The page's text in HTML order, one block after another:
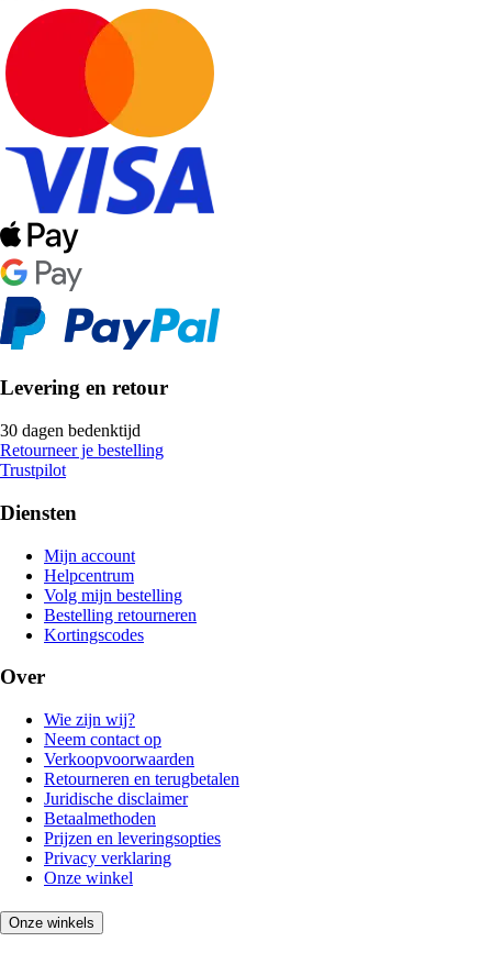
Levering en retour
30 dagen bedenktijd
Retourneer je bestelling
Trustpilot
Diensten
Mijn account
Helpcentrum
Volg mijn bestelling
Bestelling retourneren
Kortingscodes
Over
Wie zijn wij?
Neem contact op
Verkoopvoorwaarden
Retourneren en terugbetalen
Juridische disclaimer
Betaalmethoden
Prijzen en leveringsopties
Privacy verklaring
Onze winkel
Onze winkels